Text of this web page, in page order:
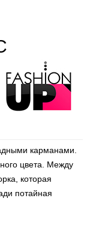
карманами.
цвета. Между
которая
потайная